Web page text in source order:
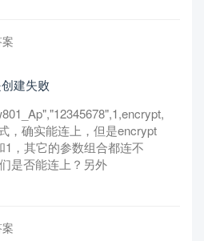
建失败
，确实能连上，但是encrypt
1，其它的参数组合都连不
是否能连上？另外